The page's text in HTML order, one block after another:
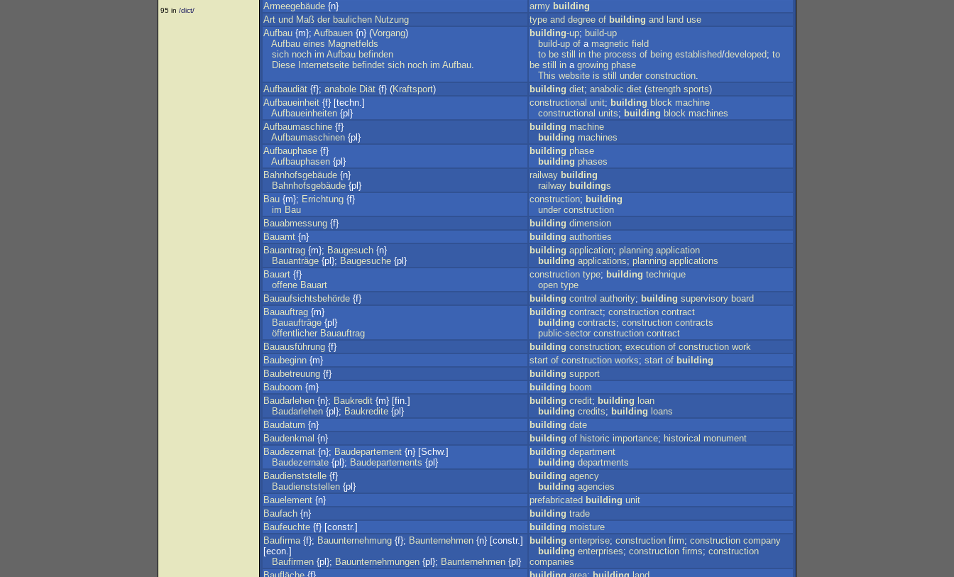
95 in /dict/
Armeegebäude {n} army building
Art und Maß der baulichen Nutzung type and degree of building and land use
Aufbau {m}; Aufbauen {n} (Vorgang)
Aufbau eines Magnetfelds
sich noch im Aufbau befinden
Diese Internetseite befindet sich noch im Aufbau.
building-up; build-up
build-up of a magnetic field
to be still in the process of being established/developed; to
be still in a growing phase
This website is still under construction.
Aufbaudiät {f}; anabole Diät {f} (Kraftsport) building diet; anabolic diet (strength sports)
Aufbaueinheit {f} [techn.]
Aufbaueinheiten {pl}
constructional unit; building block machine
constructional units; building block machines
Aufbaumaschine {f}
Aufbaumaschinen {pl}
building machine
building machines
Aufbauphase {f}
Aufbauphasen {pl}
building phase
building phases
Bahnhofsgebäude {n}
Bahnhofsgebäude {pl}
railway building
railway buildings
Bau {m}; Errichtung {f}
im Bau
construction; building
under construction
Bauabmessung {f} building dimension
Bauamt {n} building authorities
Bauantrag {m}; Baugesuch {n}
Bauanträge {pl}; Baugesuche {pl}
building application; planning application
building applications; planning applications
Bauart {f}
offene Bauart
construction type; building technique
open type
Bauaufsichtsbehörde {f} building control authority; building supervisory board
Bauauftrag {m}
Bauaufträge {pl}
öffentlicher Bauauftrag
building contract; construction contract
building contracts; construction contracts
public-sector construction contract
Bauausführung {f} building construction; execution of construction work
Baubeginn {m} start of construction works; start of building
Baubetreuung {f} building support
Bauboom {m} building boom
Baudarlehen {n}; Baukredit {m} [fin.]
Baudarlehen {pl}; Baukredite {pl}
building credit; building loan
building credits; building loans
Baudatum {n} building date
Baudenkmal {n} building of historic importance; historical monument
Baudezernat {n}; Baudepartement {n} [Schw.]
Baudezernate {pl}; Baudepartements {pl}
building department
building departments
Baudienststelle {f}
Baudienststellen {pl}
building agency
building agencies
Bauelement {n} prefabricated building unit
Baufach {n} building trade
Baufeuchte {f} [constr.] building moisture
Baufirma{f}; Bauunternehmung {f}; Baunternehmen {n} [constr.]
[econ.]
Baufirmen {pl}; Bauunternehmungen {pl}; Baunternehmen {pl}
building enterprise; construction firm; construction company
building enterprises; construction firms; construction
companies